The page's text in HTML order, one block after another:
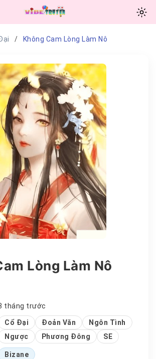
Không Cam Lòng Làm Nô
Lòng Làm Nô
tháng trước
Cổ Đại Đoản Văn
Ngôn Tình
Ngược
Phương Đông
SE
Bizane